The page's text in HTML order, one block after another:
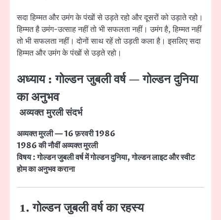
सदा हिम्मत और उमंग के पंखों से उड़ते रहो और दूसरों को उड़ाते रहो।
हिम्मत है उमंग-उत्साह नहीं तो भी सफलता नहीं। उमंग है, हिम्मत नहीं
तो भी सफलता नहीं। दोनों साथ रहें तो उड़ती कला है। इसलिए सदा
हिम्मत और उमंग के पंखों से उड़ते रहो।
अध्याय : गोल्डन जुबली वर्ष — गोल्डन दुनिया
का अनुभव
अव्यक्त मुरली संदर्भ
अव्यक्त मुरली — 16 फ़रवरी 1986
1986 की नौवीं अव्यक्त मुरली
विषय : गोल्डन जुबली वर्ष में गोल्डन दुनिया, गोल्डन लाइट और स्वीट
होम का अनुभव कराना
1. गोल्डन जुबली वर्ष का रहस्य